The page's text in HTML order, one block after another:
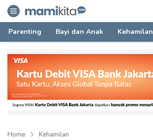
mamikita.com
Informasi Parenting untuk Mami Milenial
Parenting Bayi dan Anak Kehamilan
Home Kehamilan